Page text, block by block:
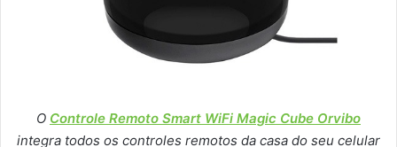
O Controle Remoto Smart WiFi Magic Cube Orvibo
integra todos os controles remotos da casa do seu celular